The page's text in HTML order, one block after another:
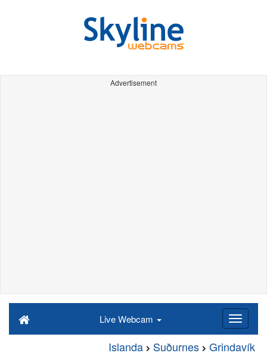
Advertisement
Live Webcam
Islanda Suðurnes Grindavík